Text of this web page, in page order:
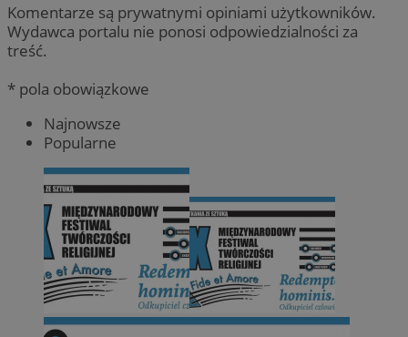
Komentarze są prywatnymi opiniami użytkowników.
Wydawca portalu nie ponosi odpowiedzialności za
treść.
* pola obowiązkowe
Najnowsze
Popularne